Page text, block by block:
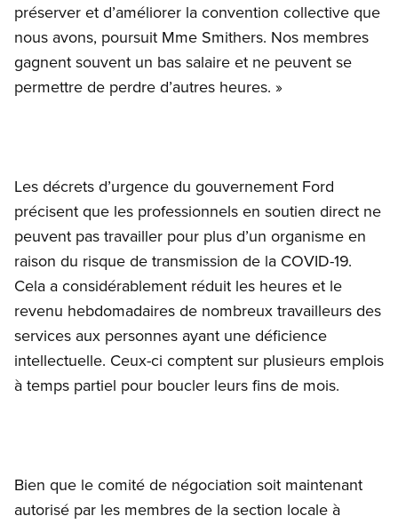
préserver et d’améliorer la convention collective que
nous avons, poursuit Mme Smithers. Nos membres
gagnent souvent un bas salaire et ne peuvent se
permettre de perdre d’autres heures. »
Les décrets d’urgence du gouvernement Ford
précisent que les professionnels en soutien direct ne
peuvent pas travailler pour plus d’un organisme en
raison du risque de transmission de la COVID-19.
Cela a considérablement réduit les heures et le
revenu hebdomadaires de nombreux travailleurs des
services aux personnes ayant une déficience
intellectuelle. Ceux-ci comptent sur plusieurs emplois
à temps partiel pour boucler leurs fins de mois.
Bien que le comité de négociation soit maintenant
autorisé par les membres de la section locale à